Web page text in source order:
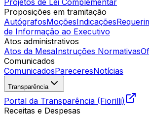
Projetos de Lei Complementar
Proposições em tramitação
AutógrafosMoçõesIndicações
de Informação ao Executivo
Atos administrativos
Atos da MesaInstruções Normativas
Comunicados
ComunicadosPareceresNotícias
Transparência
Portal da Transparência (Fiorilli)
Receitas e Despesas